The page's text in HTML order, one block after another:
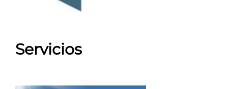
Servicios